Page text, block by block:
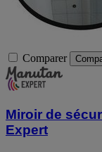
Comparer
Miroir de
Expert